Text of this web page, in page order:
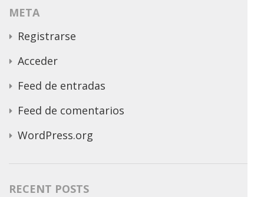
META
Registrarse
Acceder
Feed de entradas
Feed de comentarios
WordPress.org
RECENT POSTS